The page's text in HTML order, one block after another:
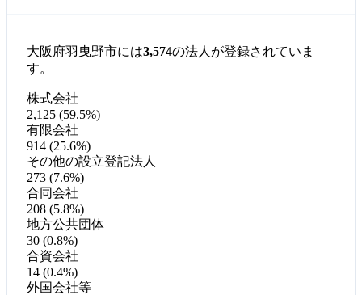
大阪府羽曳野市には3,574の法人が登録されていま
す。
株式会社
2,125 (59.5%)
有限会社
914 (25.6%)
その他の設立登記法人
273 (7.6%)
合同会社
208 (5.8%)
地方公共団体
30 (0.8%)
合資会社
14 (0.4%)
外国会社等